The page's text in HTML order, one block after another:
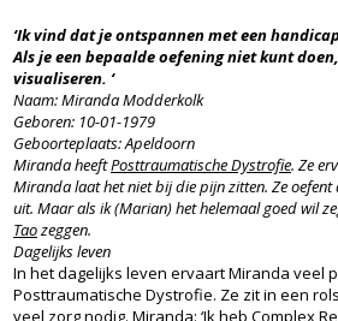
‘Ik vind dat je ontspannen met een
Als je een bepaalde oefening niet kunt
visualiseren. ‘
Naam: Miranda Modderkolk
Geboren: 10-01-1979
Geboorteplaats: Apeldoorn
Miranda heeftPosttraumatische Dystrofie. Ze
Miranda laat het niet bij die pijn zitten. Ze
uit. Maar als ik (Marian) het helemaal goed wil
Taozeggen.
Dagelijks leven
In het dagelijks leven ervaart Miranda veel
Posttraumatische Dystrofie. Ze zit in een
veel zorg nodig. Miranda: ‘Ik heb Complex